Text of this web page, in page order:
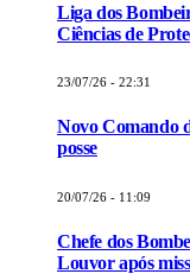
Liga dos
Ciências de
23/07/26 - 22:31
Novo Comando
posse
20/07/26 - 11:09
Chefe dos
Louvor após